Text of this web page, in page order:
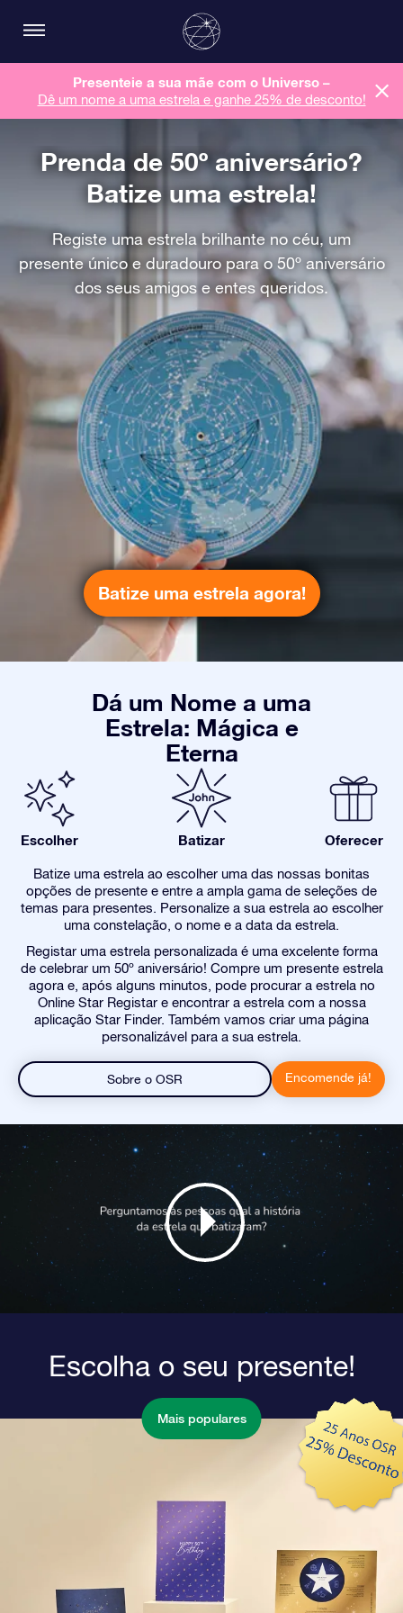
Presenteie a sua mãe com o Universo –
Dê um nome a uma estrela e ganhe 25% de desconto!
Prenda de 50º aniversário?
Batize uma estrela!
Registe uma estrela brilhante no céu, um
presente único e duradouro para o 50º aniversário
dos seus amigos e entes queridos.
Batize uma estrela agora!
Dá um Nome a uma
Estrela: Mágica e
Eterna
Escolher Batizar Oferecer
Batize uma estrela ao escolher uma das nossas bonitas
opções de presente e entre a ampla gama de seleções de
temas para presentes. Personalize a sua estrela ao escolher
uma constelação, o nome e a data da estrela.
Registar uma estrela personalizada é uma excelente forma
de celebrar um 50º aniversário! Compre um presente estrela
agora e, após alguns minutos, pode procurar a estrela no
Online Star Registar e encontrar a estrela com a nossa
aplicação Star Finder. Também vamos criar uma página
personalizável para a sua estrela.
Sobre o OSR Encomende já!
Escolha o seu presente!
Mais populares